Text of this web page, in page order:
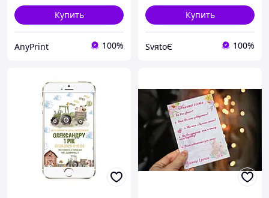
Купить
AnyPrint 100%
Купить
SvяtoЄ 100%